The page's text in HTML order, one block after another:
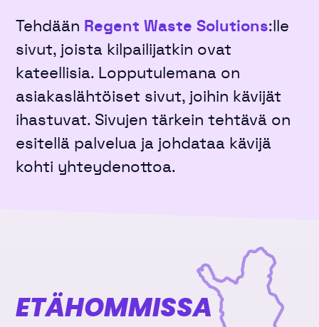
Tehdään Regent Waste Solutions:lle
sivut, joista kilpailijatkin ovat
kateellisia. Lopputulemana on
asiakaslähtöiset sivut, joihin kävijät
ihastuvat. Sivujen tärkein tehtävä on
esitellä palvelua ja johdataa kävijä
kohti yhteydenottoa.
ETÄHOMMISSA